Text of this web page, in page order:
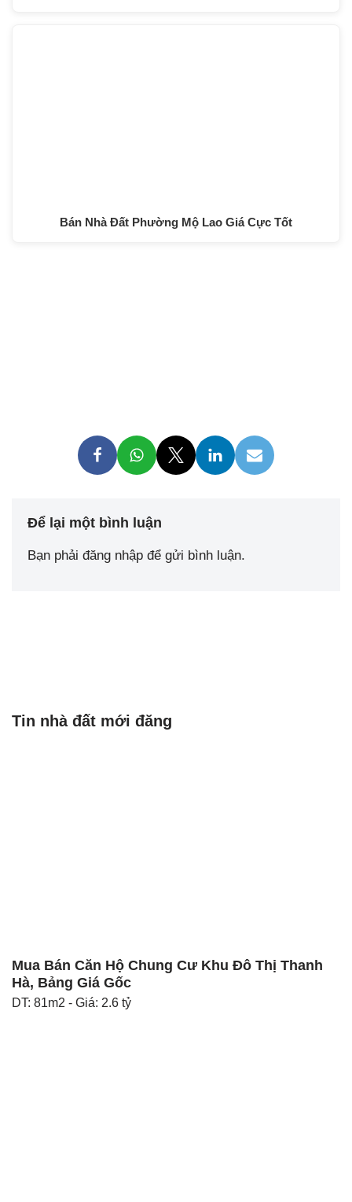
Bán Nhà Đất Phường Mộ Lao Giá Cực Tốt
Để lại một bình luận
Bạn phải đăng nhập để gửi bình luận.
Tin nhà đất mới đăng
Mua Bán Căn Hộ Chung Cư Khu Đô Thị Thanh
Hà, Bảng Giá Gốc
DT: 81m2 - Giá: 2.6 tỷ